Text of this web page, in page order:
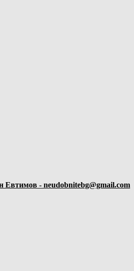
- neudobnitebg@gmail.com